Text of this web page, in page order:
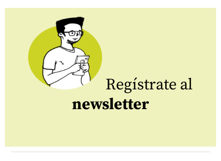
Regístrate al
newsletter